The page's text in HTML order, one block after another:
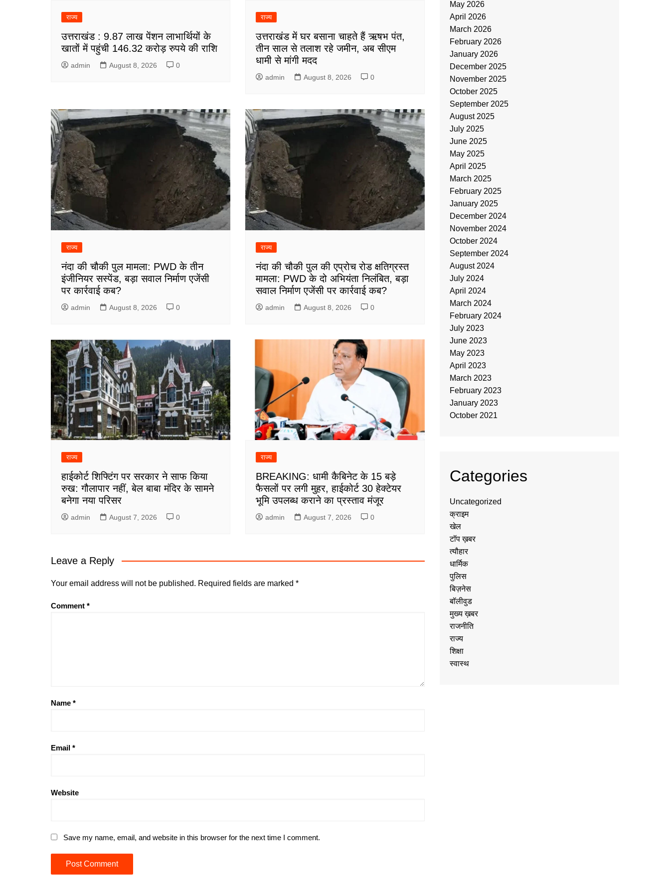
राज्य
उत्तराखंड : 9.87 लाख पेंशन लाभार्थियों के
खातों में पहुंची 146.32 करोड़ रुपये की राशि
admin August 8, 2026 0
राज्य
उत्तराखंड में घर बसाना चाहते हैं ऋषभ पंत,
तीन साल से तलाश रहे जमीन, अब सीएम
धामी से मांगी मदद
admin August 8, 2026 0
राज्य
नंदा की चौकी पुल मामला: PWD के तीन
इंजीनियर सस्पेंड, बड़ा सवाल निर्माण एजेंसी
पर कार्रवाई कब?
admin August 8, 2026 0
राज्य
नंदा की चौकी पुल की एप्रोच रोड क्षतिग्रस्त
मामला: PWD के दो अभियंता निलंबित, बड़ा
सवाल निर्माण एजेंसी पर कार्रवाई कब?
admin August 8, 2026 0
राज्य
हाईकोर्ट शिफ्टिंग पर सरकार ने साफ किया
रुख: गौलापार नहीं, बेल बाबा मंदिर के सामने
बनेगा नया परिसर
admin August 7, 2026 0
राज्य
BREAKING: धामी कैबिनेट के 15 बड़े
फैसलों पर लगी मुहर, हाईकोर्ट 30 हेक्टेयर
भूमि उपलब्ध कराने का प्रस्ताव मंजूर
admin August 7, 2026 0
Leave a Reply
Your email address will not be published. Required fields are marked *
Comment *
Name *
Email *
Website
Save my name, email, and website in this browser for the next time I comment.
May 2026
April 2026
March 2026
February 2026
January 2026
December 2025
November 2025
October 2025
September 2025
August 2025
July 2025
June 2025
May 2025
April 2025
March 2025
February 2025
January 2025
December 2024
November 2024
October 2024
September 2024
August 2024
July 2024
April 2024
March 2024
February 2024
July 2023
June 2023
May 2023
April 2023
March 2023
February 2023
January 2023
October 2021
Categories
Uncategorized
क्राइम
खेल
टॉप ख़बर
त्यौहार
धार्मिक
पुलिस
बिज़नेस
बॉलीवुड
मुख्य ख़बर
राजनीति
राज्य
शिक्षा
स्वास्थ